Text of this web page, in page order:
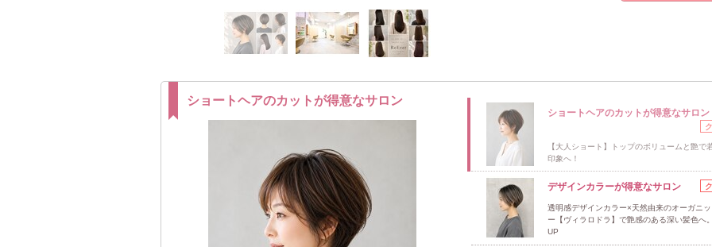
ショートヘアのカットが得意なサロン
ショートヘアのカットが得意なサロン
【大人ショート】トップのボリュームと艶で
印象へ！
デザインカラーが得意なサロン
透明感デザインカラー×天然由来のオーガニ
ー【ヴィラロドラ】で艶感のある深い髪色へ
UP